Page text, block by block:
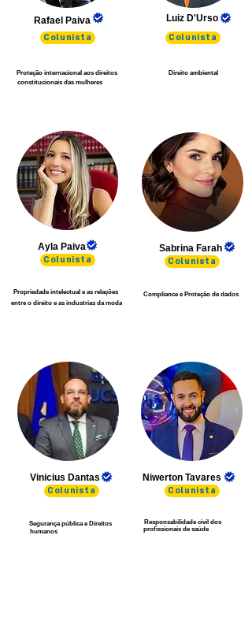
Rafael Paiva
Colunista
Proteção internacional aos direitos
constitucionais das mulheres
Luiz D'Urso
Colunista
Direito ambiental
Ayla Paiva
Colunista
Propriedade intelectual e as relações
entre o direito e as industrias da moda
Sabrina Farah
Colunista
Compliance e Proteção de dados
Vinicius Dantas
Colunista
Segurança pública e Direitos
humanos
Niwerton Tavares
Colunista
Responsabilidade civil dos
profissionais de saúde